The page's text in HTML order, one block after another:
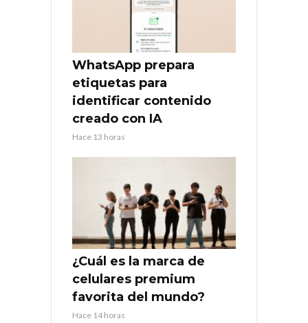
WhatsApp prepara
etiquetas para
identificar contenido
creado con IA
Hace 13 horas
¿Cuál es la marca de
celulares premium
favorita del mundo?
Hace 14 horas